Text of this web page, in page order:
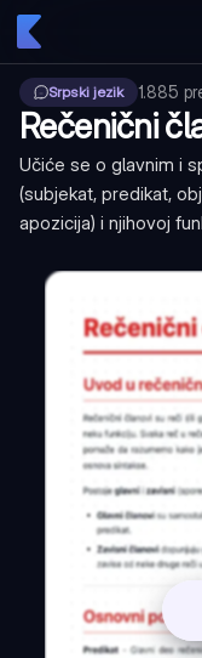
Srpski jezik 1.885
Rečenični
Učiće se o glavnim i
(subjekat, predikat,
apozicija) i njihovoj